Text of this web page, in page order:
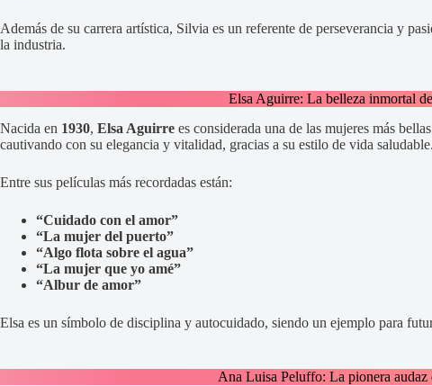
Además de su carrera artística, Silvia es un referente de perseverancia y
la industria.
Elsa Aguirre: La belleza inmortal
Nacida en 1930, Elsa Aguirre es considerada una de las mujeres más
cautivando con su elegancia y vitalidad, gracias a su estilo de vida saludable.
Entre sus películas más recordadas están:
“Cuidado con el amor”
“La mujer del puerto”
“Algo flota sobre el agua”
“La mujer que yo amé”
“Albur de amor”
Elsa es un símbolo de disciplina y autocuidado, siendo un ejemplo para
Ana Luisa Peluffo: La pionera audaz